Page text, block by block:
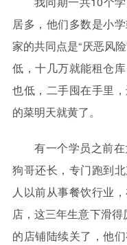
居多，他们多数是小
家的共同点是“厌恶风
低，十几万就能租仓
也低，二手囤在手里
的菜明天就黄了。
有一个学员之前
狗哥还长，专门跑到
人以前从事餐饮行业
店，这三年生意下滑得
的店铺陆续关了，他